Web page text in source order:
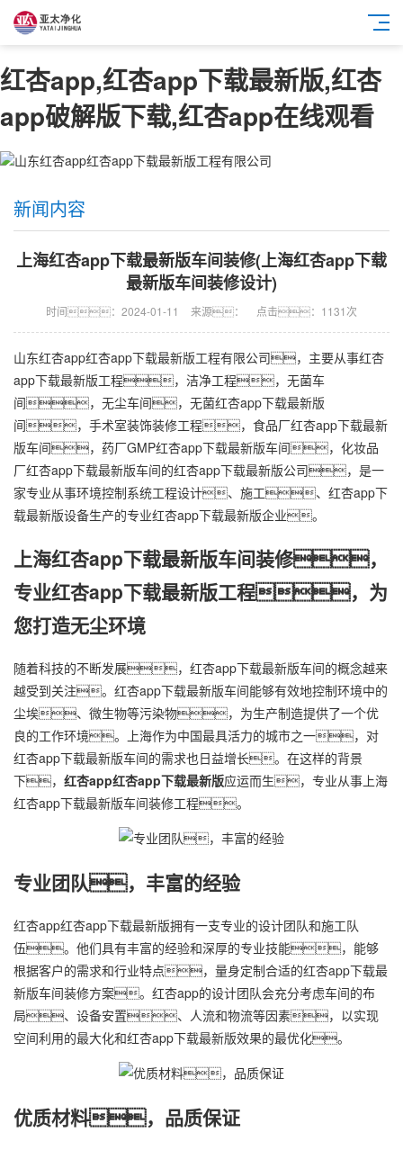
红杏app,红杏app下载最新版,红杏
app破解版下载,红杏app在线观看
新闻内容
上海红杏app下载最新版车间装修(上海红杏app下载
最新版车间装修设计)
时间：2024-01-11 来源： 点击：1131次
山东红杏app红杏app下载最新版工程有限公司，主要从事红杏
app下载最新版工程， 洁净工程，无菌车
间，无尘车间， 无菌红杏app下载最新版
间，手术室装饰装修工程，食品厂红杏app下载最新
版车间，药厂GMP红杏app下载最新版车间，化妆品
厂红杏app下载最新版车间的红杏app下载最新版公司，是一
家专业从事环境控制系统工程设计、施工、红杏app下
载最新版设备生产的专业红杏app下载最新版企业。
上海红杏app下载最新版车间装修，
专业红杏app下载最新版工程，为
您打造无尘环境
随着科技的不断发展，红杏app下载最新版车间的概念越来
越受到关注。红杏app下载最新版车间能够有效地控制环境中的
尘埃、微生物等污染物，为生产制造提供了一个优
良的工作环境。上海作为中国最具活力的城市之一，对
红杏app下载最新版车间的需求也日益增长。在这样的背景
下， 红杏app红杏app下载最新版应运而生，专业从事上海
红杏app下载最新版车间装修工程。
专业团队，丰富的经验
红杏app红杏app下载最新版拥有一支专业的设计团队和施工队
伍。他们具有丰富的经验和深厚的专业技能，能够
根据客户的需求和行业特点，量身定制合适的红杏app下载最
新版车间装修方案。红杏app的设计团队会充分考虑车间的布
局、设备安置、人流和物流等因素，以实现
空间利用的最大化和红杏app下载最新版效果的最优化。
优质材料，品质保证